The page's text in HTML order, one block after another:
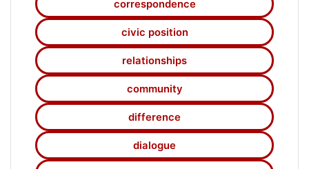
correspondence
civic position
relationships
community
difference
dialogue